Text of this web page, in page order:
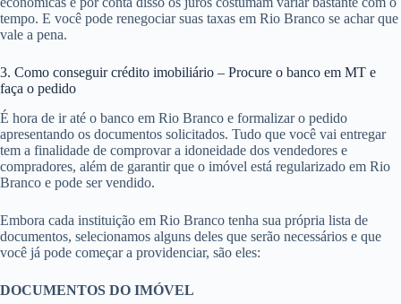
tempo. E você pode renegociar suas taxas em Rio Branco se achar que
vale a pena.
3. Como conseguir crédito imobiliário – Procure o banco em MT e
faça o pedido
É hora de ir até o banco em Rio Branco e formalizar o pedido
apresentando os documentos solicitados. Tudo que você vai entregar
tem a finalidade de comprovar a idoneidade dos vendedores e
compradores, além de garantir que o imóvel está regularizado em Rio
Branco e pode ser vendido.
Embora cada instituição em Rio Branco tenha sua própria lista de
documentos, selecionamos alguns deles que serão necessários e que
você já pode começar a providenciar, são eles:
DOCUMENTOS DO IMÓVEL